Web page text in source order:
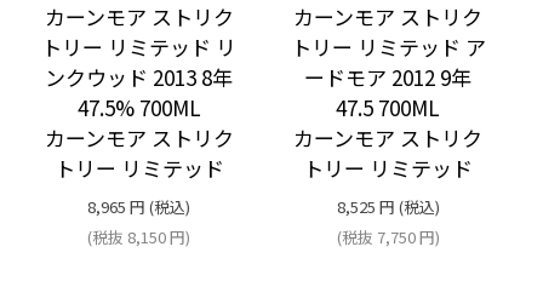
カーンモア ストリク
トリー リミテッド リ
ンクウッド 2013 8年
47.5% 700ML
カーンモア ストリク
トリー リミテッド
8,965 円 (税込)
(税抜 8,150円)
カーンモア ストリク
トリー リミテッド ア
ードモア 2012 9年
47.5 700ML
カーンモア ストリク
トリー リミテッド
8,525 円 (税込)
(税抜 7,750円)